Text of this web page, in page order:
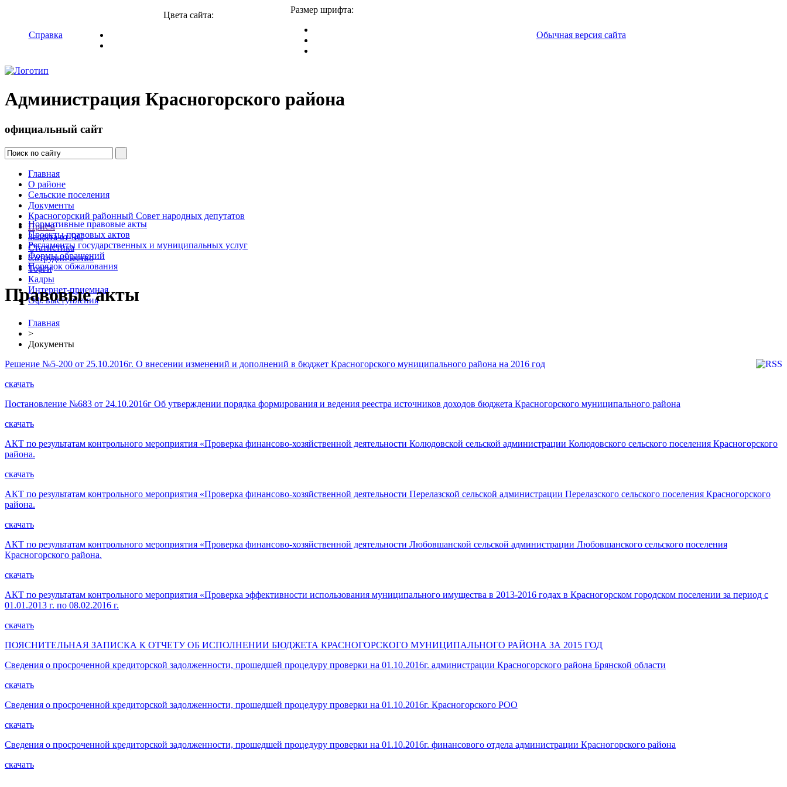
Справка
Цвета сайта:
Размер шрифта:
Обычная версия сайта
Администрация Красногорского района
официальный сайт
Главная
О районе
Сельские поселения
Документы
Красногорский районный Совет народных депутатов
Прием
Защита от ЧС
Статистика
Сотрудничество
Торги
Кадры
Интернет-приемная
Оф. выступления
Нормативные правовые акты
Проекты правовых актов
Регламенты государственных и муниципальных услуг
Формы обращений
Порядок обжалования
Правовые акты
Главная
>
Документы
Решение №5-200 от 25.10.2016г. О внесении изменений и дополнений в бюджет Красногорского муниципального района на 2016 год
скачать
Постановление №683 от 24.10.2016г Об утверждении порядка формирования и ведения реестра источников доходов бюджета Красногорского муниципального района
скачать
АКТ по результатам контрольного мероприятия «Проверка финансово-хозяйственной деятельности Колюдовской сельской администрации Колюдовского сельского поселения Красногорского
района.
скачать
АКТ по результатам контрольного мероприятия «Проверка финансово-хозяйственной деятельности Перелазской сельской администрации Перелазского сельского поселения Красногорского
района.
скачать
АКТ по результатам контрольного мероприятия «Проверка финансово-хозяйственной деятельности Любовшанской сельской администрации Любовшанского сельского поселения
Красногорского района.
скачать
АКТ по результатам контрольного мероприятия «Проверка эффективности использования муниципального имущества в 2013-2016 годах в Красногорском городском поселении за период с
01.01.2013 г. по 08.02.2016 г.
скачать
ПОЯСНИТЕЛЬНАЯ ЗАПИСКА К ОТЧЕТУ ОБ ИСПОЛНЕНИИ БЮДЖЕТА КРАСНОГОРСКОГО МУНИЦИПАЛЬНОГО РАЙОНА ЗА 2015 ГОД
Сведения о просроченной кредиторской задолженности, прошедшей процедуру проверки на 01.10.2016г. администрации Красногорского района Брянской области
скачать
Сведения о просроченной кредиторской задолженности, прошедшей процедуру проверки на 01.10.2016г. Красногорского РОО
скачать
Сведения о просроченной кредиторской задолженности, прошедшей процедуру проверки на 01.10.2016г. финансового отдела администрации Красногорского района
скачать